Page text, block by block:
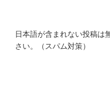
日本語が含まれない投稿は
さい。（スパム対策）